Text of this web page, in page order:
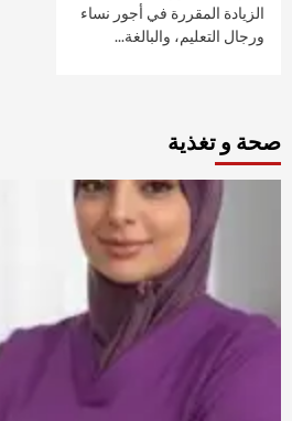
الزيادة المقررة في أجور نساء
ورجال التعليم، والبالغة...
صحة و تغذية